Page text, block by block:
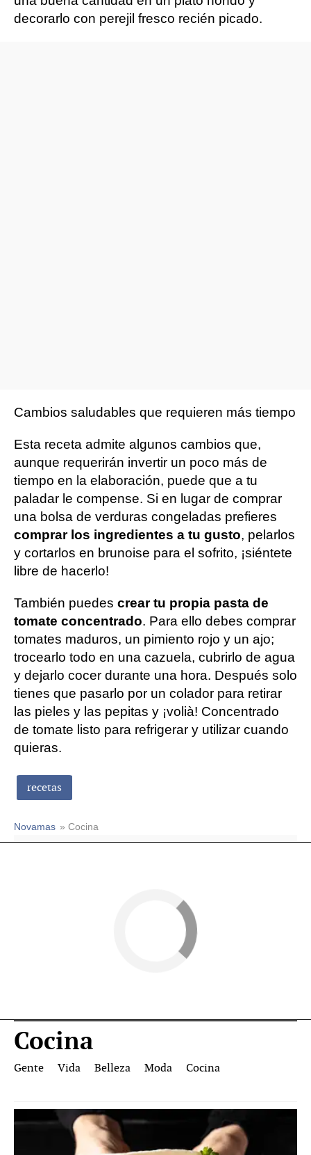
decorarlo con perejil fresco recién picado.
Cambios saludables que requieren más tiempo
Esta receta admite algunos cambios que,
aunque requerirán invertir un poco más de
tiempo en la elaboración, puede que a tu
paladar le compense. Si en lugar de comprar
una bolsa de verduras congeladas prefieres
comprar los ingredientes a tu gusto, pelarlos
y cortarlos en brunoise para el sofrito, ¡siéntete
libre de hacerlo!
También puedes crear tu propia pasta de
tomate concentrado. Para ello debes comprar
tomates maduros, un pimiento rojo y un ajo;
trocearlo todo en una cazuela, cubrirlo de agua
y dejarlo cocer durante una hora. Después solo
tienes que pasarlo por un colador para retirar
las pieles y las pepitas y ¡volià! Concentrado
de tomate listo para refrigerar y utilizar cuando
quieras.
recetas
Novamas » Cocina
Cocina
Gente Vida Belleza Moda Cocina